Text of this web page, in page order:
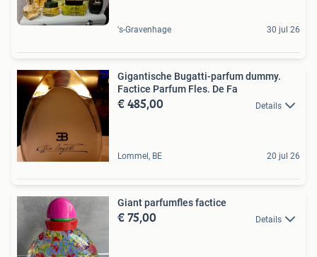
's-Gravenhage 30 jul 26
Gigantische Bugatti-parfum dummy.
Factice Parfum Fles. De Fa
€ 485,00 Details
Lommel, BE 20 jul 26
Giant parfumfles factice
€ 75,00 Details